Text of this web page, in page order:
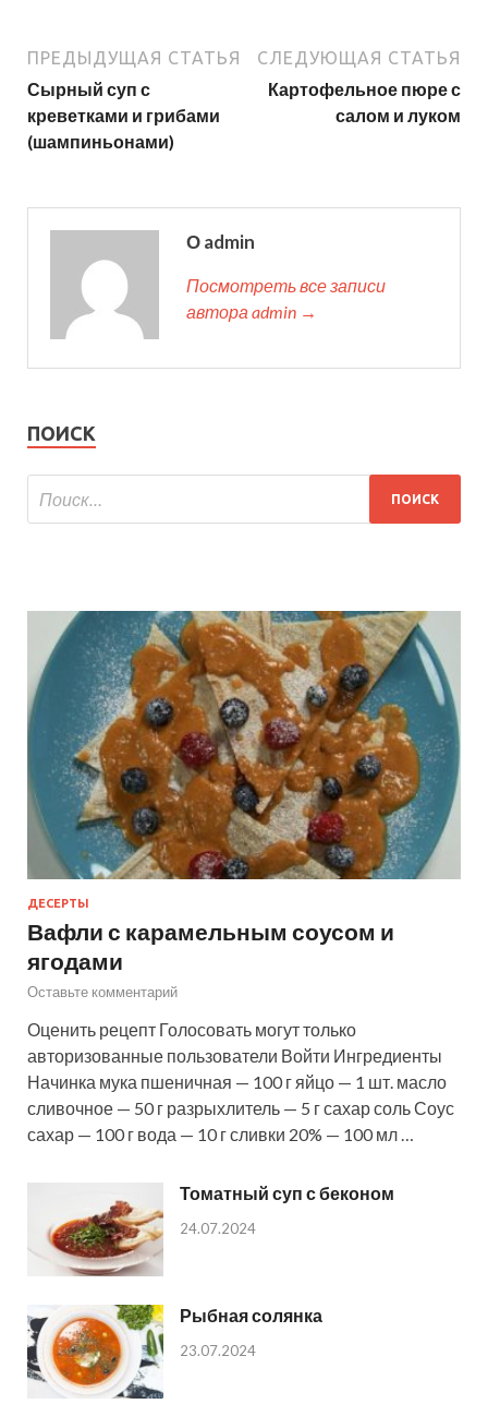
ПРЕДЫДУЩАЯ СТАТЬЯ
Сырный суп с
креветками и грибами
(шампиньонами)
СЛЕДУЮЩАЯ СТАТЬЯ
Картофельное пюре с
салом и луком
О admin
Посмотреть все записи
автора admin →
ПОИСК
ДЕСЕРТЫ
Вафли с карамельным соусом и
ягодами
Оставьте комментарий
Оценить рецепт Голосовать могут только
авторизованные пользователи Войти Ингредиенты
Начинка мука пшеничная — 100 г яйцо — 1 шт. масло
сливочное — 50 г разрыхлитель — 5 г сахар соль Соус
сахар — 100 г вода — 10 г сливки 20% — 100 мл …
Томатный суп с беконом
24.07.2024
Рыбная солянка
23.07.2024